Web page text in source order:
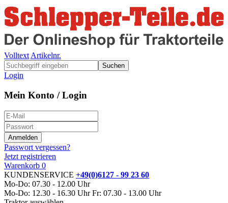
Volltext Artikelnr.
Suchen
Login
Mein Konto / Login
Passwort vergessen?
Jetzt registrieren
Warenkorb 0
KUNDENSERVICE +49(0)6127 - 99 23 60
Mo-Do: 07.30 - 12.00 Uhr
Mo-Do: 12.30 - 16.30 Uhr Fr: 07.30 - 13.00 Uhr